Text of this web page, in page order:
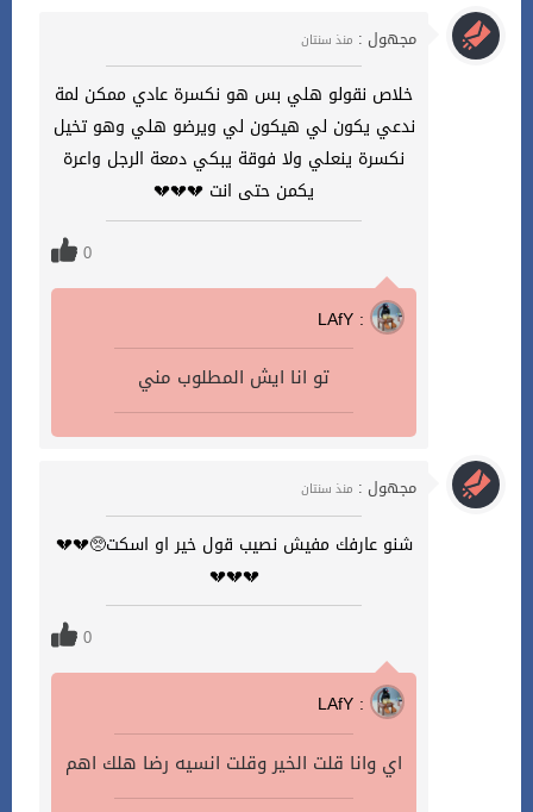
مجهول : منذ سنتان
خلاص نقولو هلي بس هو نكسرة عادي ممكن لمة
ندعي يكون لي هيكون لي ويرضو هلي وهو تخيل
نكسرة ينعلي ولا فوقة يبكي دمعة الرجل واعرة
يكمن حتى انت 💔💔💔
0
LAfY :
تو انا ايش المطلوب مني
مجهول : منذ سنتان
شنو عارفك مفيش نصيب قول خير او اسكت🥺💔💔
💔💔💔
0
LAfY :
اي وانا قلت الخير وقلت انسيه رضا هلك اهم